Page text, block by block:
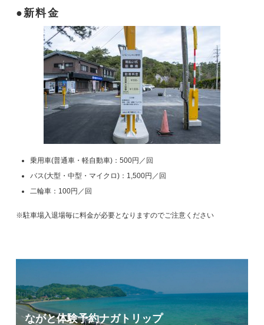
新料金
乗用車(普通車・軽自動車)：500円／回
バス(大型・中型・マイクロ)：1,500円／回
二輪車：100円／回
※駐車場入退場毎に料金が必要となりますのでご注意ください
ながと体験予約ナガトリップ